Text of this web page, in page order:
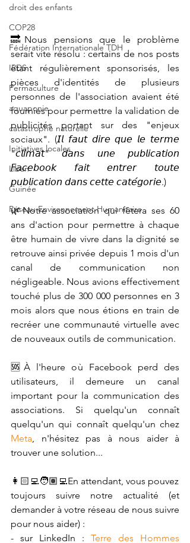
droit des enfants
COP28
Fédération Internationale TDH
IRDS
Permaculture
aquaponie
catastrophe naturelle
Initiatives locales
Liban
Guinée
Réseau Environnement Humanitaire
🔜Nous pensions que le problème
serait vite résolu : certains de nos posts
étant régulièrement sponsorisés, les
pièces d'identités de plusieurs
personnes de l'association avaient été
fournies pour permettre la validation de
publicités portant sur des "enjeux
sociaux". (𝘐𝘭 𝘧𝘢𝘶𝘵 𝘥𝘪𝘳𝘦 𝘲𝘶𝘦 𝘭𝘦 𝘵𝘦𝘳𝘮𝘦
"𝘤𝘭𝘪𝘮𝘢𝘵" 𝘥𝘢𝘯𝘴 𝘶𝘯𝘦 𝘱𝘶𝘣𝘭𝘪𝘤𝘢𝘵𝘪𝘰𝘯
𝘍𝘢𝘤𝘦𝘣𝘰𝘰𝘬 𝘧𝘢𝘪𝘵 𝘦𝘯𝘵𝘳𝘦𝘳 𝘵𝘰𝘶𝘵𝘦
𝘱𝘶𝘣𝘭𝘪𝘤𝘢𝘵𝘪𝘰𝘯 𝘥𝘢𝘯𝘴 𝘤𝘦𝘵𝘵𝘦 𝘤𝘢𝘵𝘦́𝘨𝘰𝘳𝘪𝘦.)
🌿Notre association qui fêtera ses 60
ans d'action pour permettre à chaque
être humain de vivre dans la dignité se
retrouve ainsi privée depuis 1 mois d'un
canal de communication non
négligeable. Nous avions effectivement
touché plus de 300 000 personnes en 3
mois alors que nous étions en train de
recréer une communauté virtuelle avec
de nouveaux outils de communication.
🆘À l'heure où Facebook perd des
utilisateurs, il demeure un canal
important pour la communication des
associations. Si quelqu'un connaît
Meta, n'hésitez pas à nous aider à
trouver une solution...
👩🏻‍💻🧑🏽‍💻En attendant, vous pouvez
toujours suivre notre actualité (et
demander à votre réseau de nous suivre
pour nous aider) :
- sur LinkedIn : Terre des Hommes